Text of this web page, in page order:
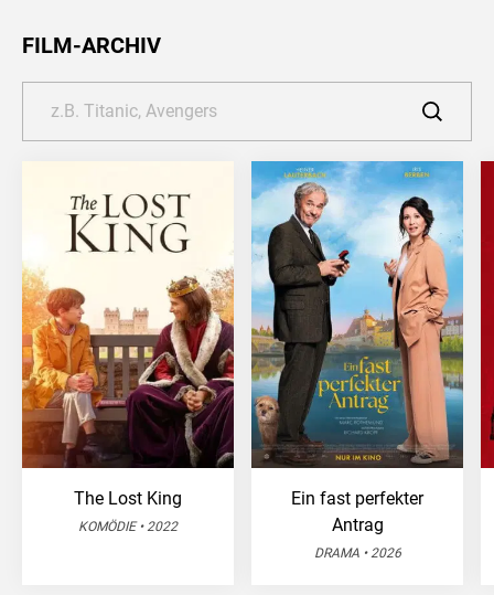
FILM-ARCHIV
The Lost King
KOMÖDIE • 2022
Ein fast perfekter
Antrag
DRAMA • 2026